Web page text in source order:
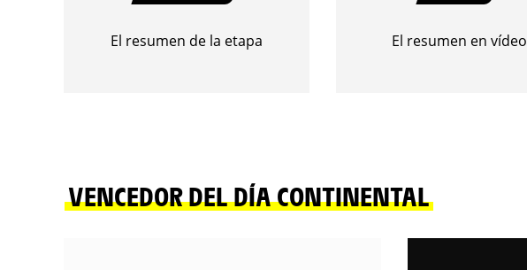
El resumen de la etapa El resumen en vídeo
VENCEDOR DEL DÍA CONTINENTAL